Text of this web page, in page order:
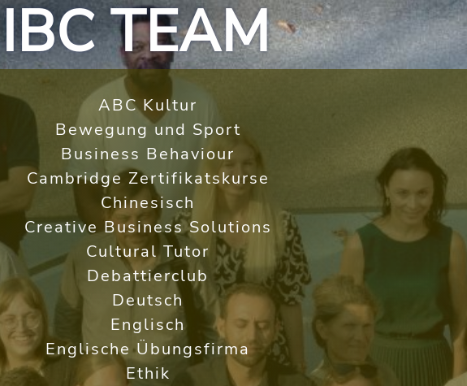
IBC TEAM
ABC Kultur
Bewegung und Sport
Business Behaviour
Cambridge Zertifikatskurse
Chinesisch
Creative Business Solutions
Cultural Tutor
Debattierclub
Deutsch
Englisch
Englische Übungsfirma
Ethik